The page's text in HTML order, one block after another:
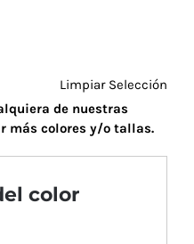
Limpiar Selección
de nuestras
más colores y/o tallas.
color